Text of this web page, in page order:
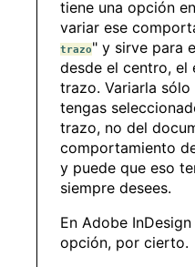
tiene una opción
variar ese
trazo" y sirve para
desde el centro,
trazo. Variarla
tengas
trazo, no del
comportamiento
y puede que eso
siempre desees.
En Adobe
opción, por cierto.